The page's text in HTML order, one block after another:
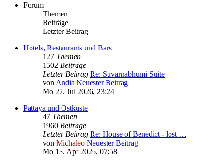
Forum
Themen
Beiträge
Letzter Beitrag
Hotels, Restaurants und Bars
127 Themen
1502 Beiträge
Letzter Beitrag Re: Suvarnabhumi Suite
von Andia Neuester Beitrag
Mo 27. Jul 2026, 23:24
Pattaya und Ostküste
47 Themen
1960 Beiträge
Letzter Beitrag Re: House of Benedict - lost …
von Michaleo Neuester Beitrag
Mo 13. Apr 2026, 07:58